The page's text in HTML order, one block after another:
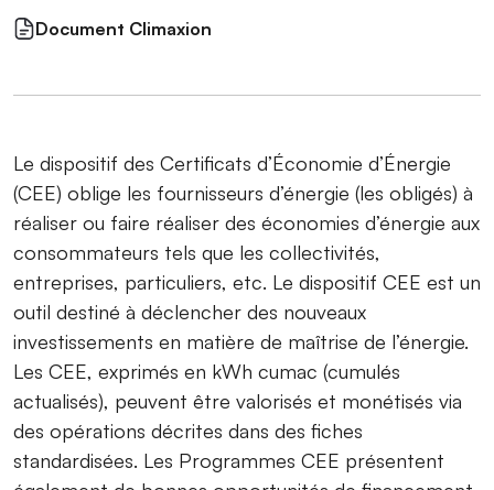
Document Climaxion
Le dispositif des Certificats d’Économie d’Énergie
(CEE) oblige les fournisseurs d’énergie (les obligés) à
réaliser ou faire réaliser des économies d’énergie aux
consommateurs tels que les collectivités,
entreprises, particuliers, etc. Le dispositif CEE est un
outil destiné à déclencher des nouveaux
investissements en matière de maîtrise de l’énergie.
Les CEE, exprimés en kWh cumac (cumulés
actualisés), peuvent être valorisés et monétisés via
des opérations décrites dans des fiches
standardisées. Les Programmes CEE présentent